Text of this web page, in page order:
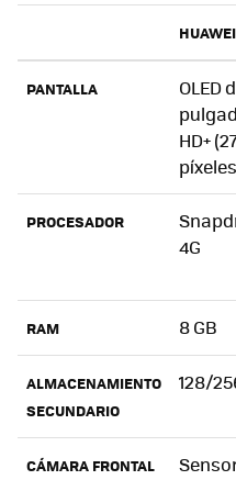
PANTALLA
OLED
HD+
PROCESADOR
4G
RAM 8 GB
ALMACENAMIENTO
SECUNDARIO
128/
CÁMARA FRONTAL